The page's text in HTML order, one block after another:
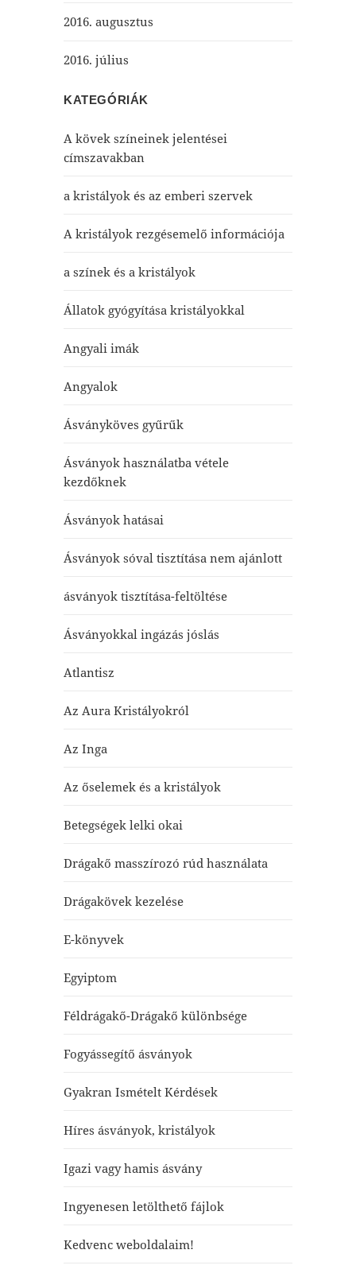
2016. augusztus
2016. július
KATEGÓRIÁK
A kövek színeinek jelentései
címszavakban
a kristályok és az emberi szervek
A kristályok rezgésemelő információja
a színek és a kristályok
Állatok gyógyítása kristályokkal
Angyali imák
Angyalok
Ásványköves gyűrűk
Ásványok használatba vétele
kezdőknek
Ásványok hatásai
Ásványok sóval tisztítása nem ajánlott
ásványok tisztítása-feltöltése
Ásványokkal ingázás jóslás
Atlantisz
Az Aura Kristályokról
Az Inga
Az őselemek és a kristályok
Betegségek lelki okai
Drágakő masszírozó rúd használata
Drágakövek kezelése
E-könyvek
Egyiptom
Féldrágakő-Drágakő különbsége
Fogyássegítő ásványok
Gyakran Ismételt Kérdések
Híres ásványok, kristályok
Igazi vagy hamis ásvány
Ingyenesen letölthető fájlok
Kedvenc weboldalaim!